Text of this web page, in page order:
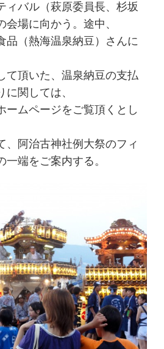
ィバル（萩原委員長、杉坂
場に向かう。途中、
品（熱海温泉納豆）さんに
て頂いた、温泉納豆の支払
に関しては、
ームページをご覧頂くとし
、阿治古神社例大祭のフィ
端をご案内する。